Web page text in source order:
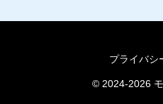
プライバシ
© 2024-2026